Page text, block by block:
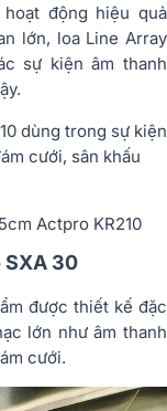
động hiệu quả
lớn, loa Line Array
sự kiện âm thanh
dùng trong sự kiện
cưới, sân khấu
Actpro KR210
SXA 30
được thiết kế đặc
lớn như âm thanh
cưới.